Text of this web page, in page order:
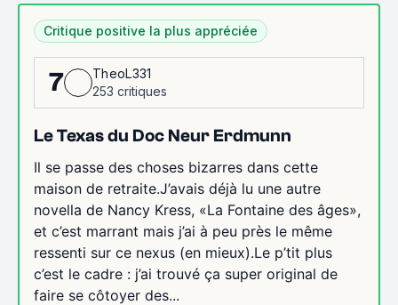
Critique positive la plus appréciée
7
TheoL331
253 critiques
Le Texas du Doc Neur Erdmunn
Il se passe des choses bizarres dans cette
maison de retraite.J’avais déjà lu une autre
novella de Nancy Kress, «La Fontaine des âges»,
et c’est marrant mais j’ai à peu près le même
ressenti sur ce nexus (en mieux).Le p’tit plus
c’est le cadre : j’ai trouvé ça super original de
faire se côtoyer des...